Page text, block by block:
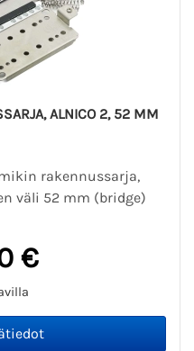
ALNICO 2, 52 MM
rakennussarja,
väli 52 mm (bridge)
€